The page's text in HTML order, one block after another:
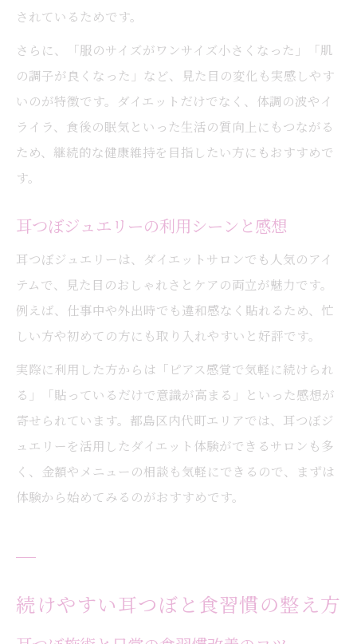
されているためです。
さらに、「服のサイズがワンサイズ小さくなった」「肌
の調子が良くなった」など、見た目の変化も実感しやす
いのが特徴です。ダイエットだけでなく、体調の波やイ
ライラ、食後の眠気といった生活の質向上にもつながる
ため、継続的な健康維持を目指したい方にもおすすめで
す。
耳つぼジュエリーの利用シーンと感想
耳つぼジュエリーは、ダイエットサロンでも人気のアイ
テムで、見た目のおしゃれさとケアの両立が魅力です。
例えば、仕事中や外出時でも違和感なく貼れるため、忙
しい方や初めての方にも取り入れやすいと好評です。
実際に利用した方からは「ピアス感覚で気軽に続けられ
る」「貼っているだけで意識が高まる」といった感想が
寄せられています。都島区内代町エリアでは、耳つぼジ
ュエリーを活用したダイエット体験ができるサロンも多
く、金額やメニューの相談も気軽にできるので、まずは
体験から始めてみるのがおすすめです。
続けやすい耳つぼと食習慣の整え方